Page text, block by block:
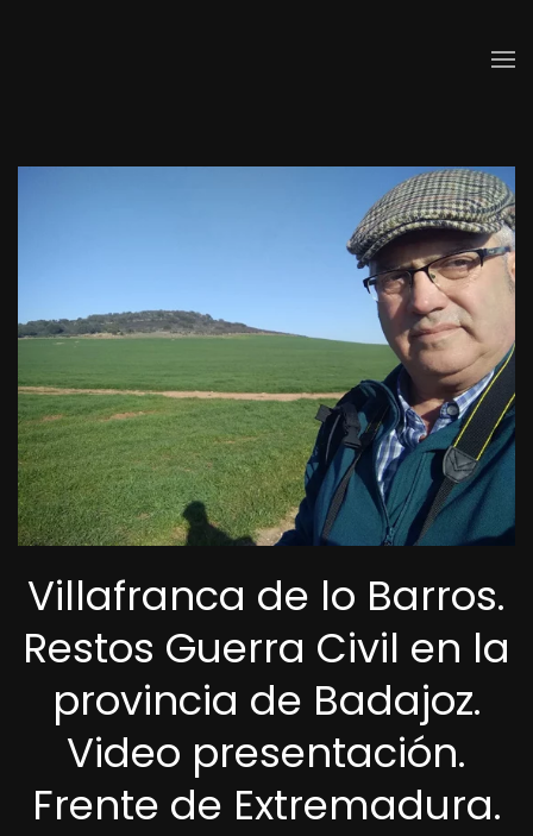
Villafranca de lo Barros.
Restos Guerra Civil en la
provincia de Badajoz.
Video presentación.
Frente de Extremadura.